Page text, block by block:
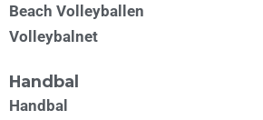
Beach Volleyballen
Volleybalnet
Handbal
Handbal